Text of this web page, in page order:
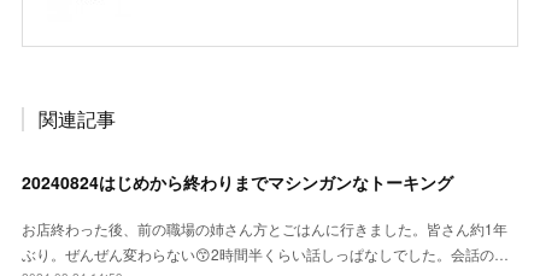
関連記事
20240824はじめから終わりまでマシンガンなトーキング
お店終わった後、前の職場の姉さん方とごはんに行きました。皆さん約1年
ぶり。ぜんぜん変わらない😙2時間半くらい話しっぱなしでした。会話の…